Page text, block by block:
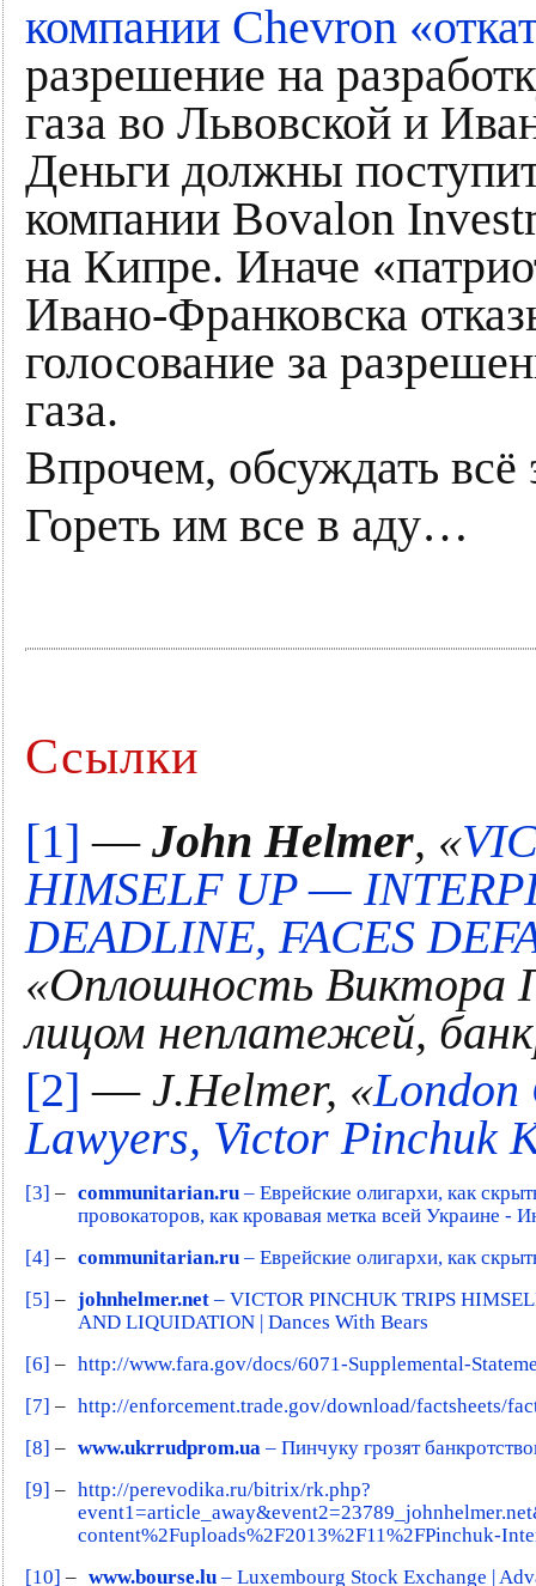
компании Chevron
разрешение на
газа во Львовской и
Деньги должны
компании Bovalon
на Кипре. Иначе
Ивано-Франковска
голосование за
газа.
Впрочем, обсуждать всё
Гореть им все в аду…
Ссылки
[1] — John Helmer, «
HIMSELF UP —
DEADLINE, FACES
«Оплошность Виктора
лицом неплатежей,
[2] — J.Helmer, «
Lawyers, Victor Pinchuk
[3] – communitarian.ru – Еврейские олигархи, как
провокаторов, как кровавая метка всей Украине -
[4] – communitarian.ru – Еврейские олигархи, как
[5] – johnhelmer.net – VICTOR PINCHUK TRIPS
AND LIQUIDATION | Dances With Bears
[6] – http://www.fara.gov/docs/6071-Supplemental-
[7] – http://enforcement.trade.gov/download/factsheets/
[8] – www.ukrrudprom.ua – Пинчуку грозят
[9] – http://perevodika.ru/bitrix/rk.php?
content%2Fuploads%2F2013%2F11%2FPinchuk-
[10] – www.bourse.lu – Luxembourg Stock Exchange |